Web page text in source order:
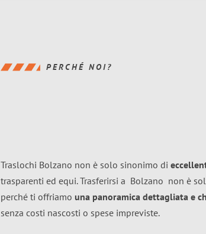
PERCHÉ NOI?
Traslochi Bolzano non è solo sinonimo di
trasparenti ed equi. Trasferirsi a Bolzano non è
perché ti offriamo una panoramica dettagliata e
senza costi nascosti o spese impreviste.